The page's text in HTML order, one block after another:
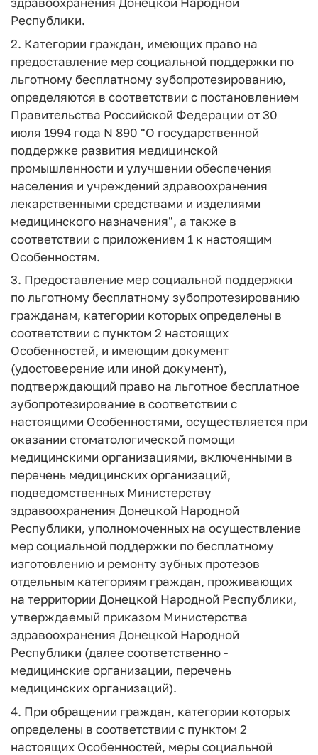
Республики.
2. Категории граждан, имеющих право на
предоставление мер социальной поддержки по
льготному бесплатному зубопротезированию,
определяются в соответствии с постановлением
Правительства Российской Федерации от 30
июля 1994 года N 890 "О государственной
поддержке развития медицинской
промышленности и улучшении обеспечения
населения и учреждений здравоохранения
лекарственными средствами и изделиями
медицинского назначения", а также в
соответствии с приложением 1 к настоящим
Особенностям.
3. Предоставление мер социальной поддержки
по льготному бесплатному зубопротезированию
гражданам, категории которых определены в
соответствии с пунктом 2 настоящих
Особенностей, и имеющим документ
(удостоверение или иной документ),
подтверждающий право на льготное бесплатное
зубопротезирование в соответствии с
настоящими Особенностями, осуществляется при
оказании стоматологической помощи
медицинскими организациями, включенными в
перечень медицинских организаций,
подведомственных Министерству
здравоохранения Донецкой Народной
Республики, уполномоченных на осуществление
мер социальной поддержки по бесплатному
изготовлению и ремонту зубных протезов
отдельным категориям граждан, проживающих
на территории Донецкой Народной Республики,
утверждаемый приказом Министерства
здравоохранения Донецкой Народной
Республики (далее соответственно -
медицинские организации, перечень
медицинских организаций).
4. При обращении граждан, категории которых
определены в соответствии с пунктом 2
настоящих Особенностей, меры социальной